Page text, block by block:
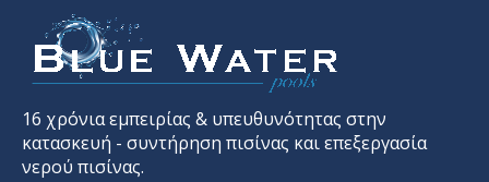
16 χρόνια εμπειρίας & υπευθυνότητας στην
κατασκευή - συντήρηση πισίνας και επεξεργασία
νερού πισίνας.